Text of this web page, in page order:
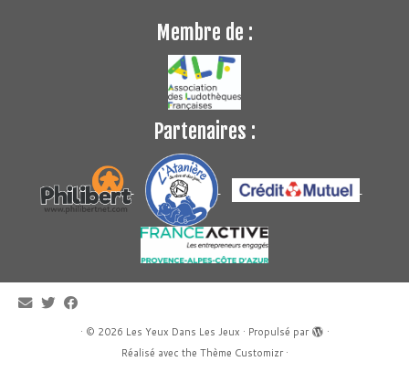
Membre de :
Partenaires :
· © 2026 Les Yeux Dans Les Jeux · Propulsé par
·
Réalisé avec the Thème Customizr·